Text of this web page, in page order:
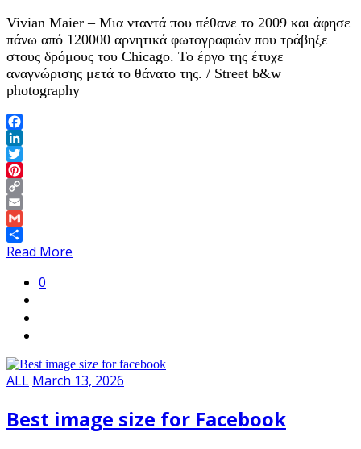
Vivian Maier – Μια νταντά που πέθανε το 2009 και άφησε
πάνω από 120000 αρνητικά φωτογραφιών που τράβηξε
στους δρόμους του Chicago. Το έργο της έτυχε
αναγνώρισης μετά το θάνατο της. / Street b&w
photography
Facebook
LinkedIn
Twitter
Pinterest
Copy
Link
Email
Gmail
Share
Read More
0
ALL March 13, 2026
Best image size for Facebook